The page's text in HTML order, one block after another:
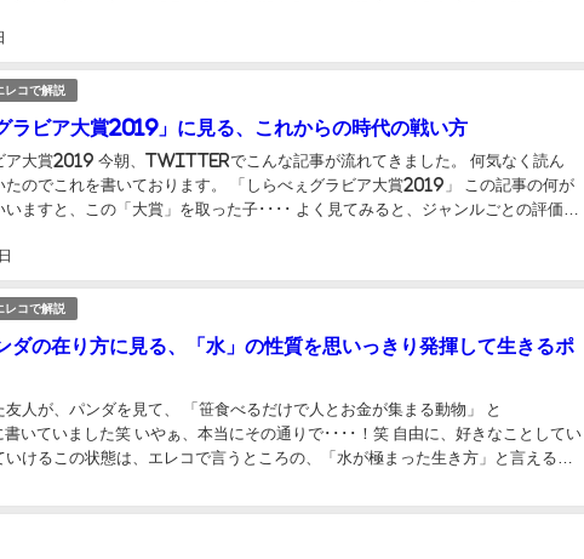
レコで解説
ラビア大賞2019」に見る、これからの時代の戦い方
ア大賞2019 今朝、Twitterでこんな記事が流れてきました。 何気なく読ん
ております。 「しらべぇグラビア大賞2019」 この記事の何が
いますと、この「大賞」を取った子････ よく見てみると、ジャンルごとの評価
レコで解説
ダの在り方に見る、「水」の性質を思いっきり発揮して生きるポ
友人が、パンダを見て、 「笹食べるだけで人とお金が集まる動物」 と
にその通りで････！笑 自由に、好きなことしてい
いけるこの状態は、エレコで言うところの、「水が極まった生き方」と言えると